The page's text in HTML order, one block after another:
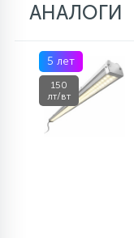
АНАЛОГИ
5 лет
150
лт/вт